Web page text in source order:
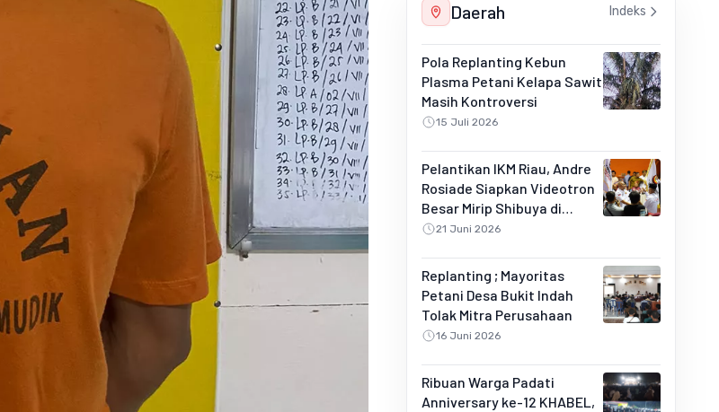
Daerah Indeks
Pola Replanting Kebun
Plasma Petani Kelapa Sawit
Masih Kontroversi
15 Juli 2026
Pelantikan IKM Riau, Andre
Rosiade Siapkan Videotron
Besar Mirip Shibuya di
Pekanbaru
21 Juni 2026
Replanting ; Mayoritas
Petani Desa Bukit Indah
Tolak Mitra Perusahaan
16 Juni 2026
Ribuan Warga Padati
Anniversary ke-12 KHABEL,